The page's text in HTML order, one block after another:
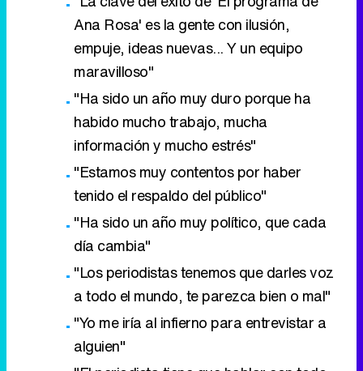
Ana Rosa' es la gente con ilusión,
empuje, ideas nuevas... Y un equipo
maravilloso"
"Ha sido un año muy duro porque ha
habido mucho trabajo, mucha
información y mucho estrés"
"Estamos muy contentos por haber
tenido el respaldo del público"
"Ha sido un año muy político, que cada
día cambia"
"Los periodistas tenemos que darles voz
a todo el mundo, te parezca bien o mal"
"Yo me iría al infierno para entrevistar a
alguien"